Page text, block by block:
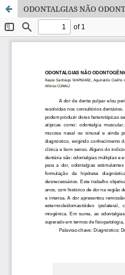
ODONTALGIAS NÃO